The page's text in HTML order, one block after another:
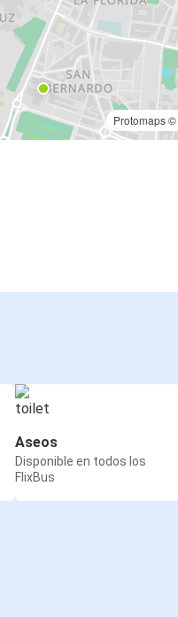
Protomaps©
Aseos
Disponible en todos los
FlixBus